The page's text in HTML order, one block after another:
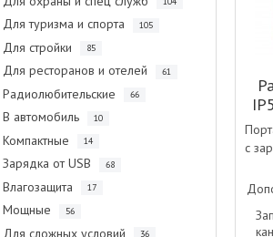
Для туризма и спорта 105
Для стройки 85
Для ресторанов и отелей 61
Радиолюбительские 66
В автомобиль 10
Компактные 14
Зарядка от USB 68
Влагозащита 17
Мощные 56
Для сложных условий 36
с